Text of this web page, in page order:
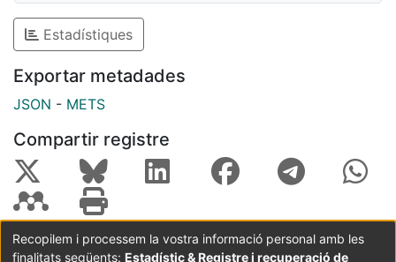
Estadístiques
Exportar metadades
JSON - METS
Compartir registre
Coordinació:CRAI UB Avís legal Metadades
Recopilem i processem la vostra informació personal amb les
finalitats següents: Estadístic & Registre i recuperació de